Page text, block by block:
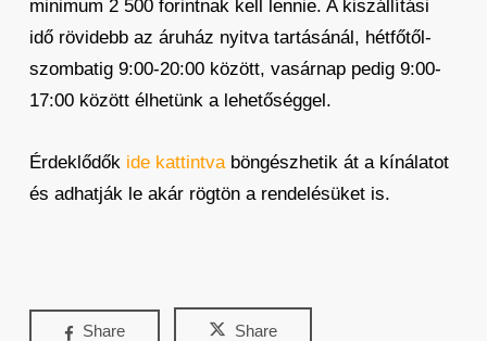
minimum 2 500 forintnak kell lennie. A kiszállítási
idő rövidebb az áruház nyitva tartásánál, hétfőtől-
szombatig 9:00-20:00 között, vasárnap pedig 9:00-
17:00 között élhetünk a lehetőséggel.
Érdeklődők ide kattintvaböngészhetik át a kínálatot
és adhatják le akár rögtön a rendelésüket is.
Share Share